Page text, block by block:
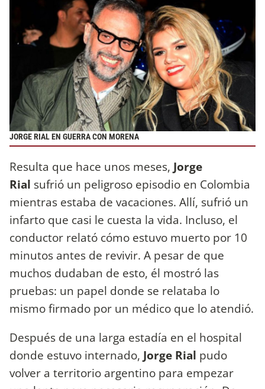
JORGE RIAL EN GUERRA CON MORENA
Resulta que hace unos meses, Jorge
Rial sufrió un peligroso episodio en Colombia
mientras estaba de vacaciones. Allí, sufrió un
infarto que casi le cuesta la vida. Incluso, el
conductor relató cómo estuvo muerto por 10
minutos antes de revivir. A pesar de que
muchos dudaban de esto, él mostró las
pruebas: un papel donde se relataba lo
mismo firmado por un médico que lo atendió.
Después de una larga estadía en el hospital
donde estuvo internado, Jorge Rial pudo
volver a territorio argentino para empezar